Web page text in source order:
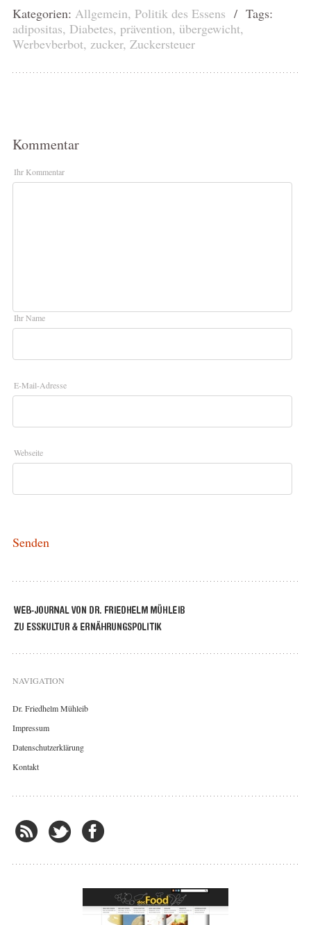
Kategorien: Allgemein, Politik des Essens / Tags:
adipositas, Diabetes, prävention, übergewicht,
Werbevberbot, zucker, Zuckersteuer
Kommentar
Ihr Kommentar
Ihr Name
E-Mail-Adresse
Webseite
NAVIGATION
Dr. Friedhelm Mühleib
Impressum
Datenschutzerklärung
Kontakt